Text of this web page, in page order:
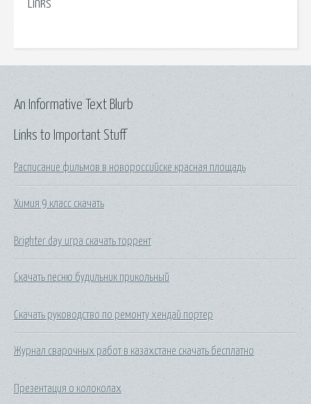
Links
Links to Important Stuff
Расписание фильмов в новороссийске красная площадь
Химия 9 класс скачать
Brighter day игра скачать торрент
Скачать песню будильник прикольный
Скачать руководство по ремонту хендай портер
Журнал сварочных работ в казахстане скачать бесплатно
Презентация о колоколах
An Informative Text Blurb